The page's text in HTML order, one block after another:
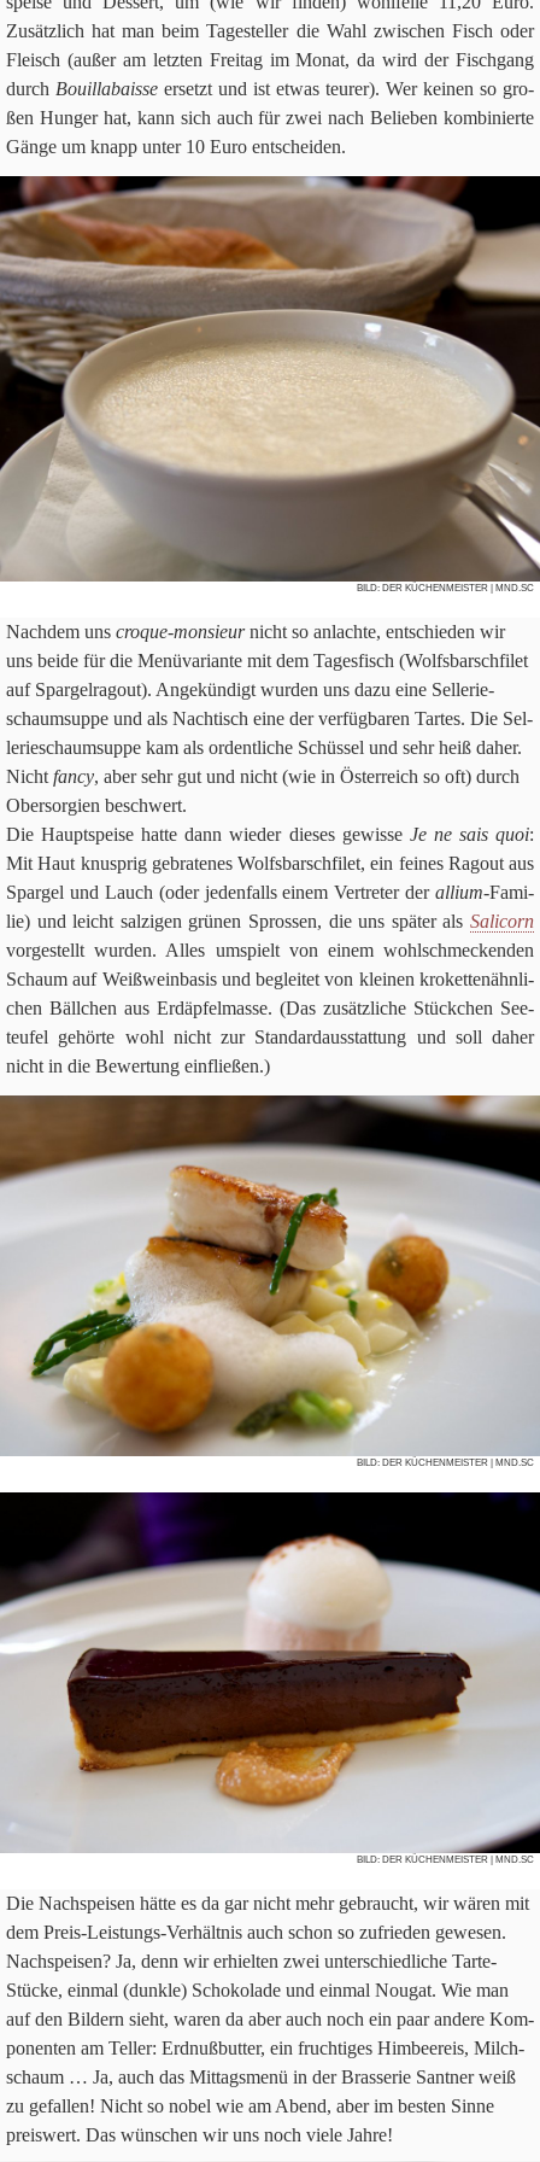
Zusätz­lich hat man beim Tages­tel­ler die Wahl zwi­schen Fisch oder
Fleisch (außer am letz­ten Frei­tag im Monat, da wird der Fisch­gang
durch Bouil­la­baisse ersetzt und ist etwas teu­rer). Wer kei­nen so gro­
ßen Hun­ger hat, kann sich auch für zwei nach Belie­ben kom­bi­nierte
Gänge um knapp unter 10 Euro entscheiden.
BILD: DER KÜCHENMEISTER | MND.SC
Nach­dem uns cro­que-mon­sieurnicht so anlachte, ent­schie­den wir
uns beide für die Menü­va­ri­ante mit dem Tages­fisch (Wolfs­barsch­fi­let
auf Spar­gel­ra­gout). Ange­kün­digt wur­den uns dazu eine Sel­le­rie­
schaum­suppe und als Nach­tisch eine der ver­füg­ba­ren Tar­tes. Die Sel­
le­rie­schaum­suppe kam als ordent­li­che Schüs­sel und sehr heiß daher.
Nicht fancy, aber sehr gut und nicht (wie in Öster­reich so oft) durch
Ober­sor­gien beschwert.
Die Haupt­speise hatte dann wie­der die­ses gewisse Je ne sais quoi:
Mit Haut knusp­rig gebra­te­nes Wolfs­barsch­fi­let, ein fei­nes Ragout aus
Spar­gel und Lauch (oder jeden­falls einem Ver­tre­ter der allium-Fami­
lie) und leicht sal­zi­gen grü­nen Spros­sen, die uns spä­ter als Sali­corn
vor­ge­stellt wur­den. Alles umspielt von einem wohl­schmecken­den
Schaum auf Weiß­wein­ba­sis und beglei­tet von klei­nen kro­ket­ten­ähn­li­
chen Bäll­chen aus Erd­äp­fel­masse. (Das zusätz­li­che Stück­chen See­
teu­fel gehörte wohl nicht zur Stan­dard­aus­stat­tung und soll daher
nicht in die Bewer­tung einfließen.)
BILD: DER KÜCHENMEISTER | MND.SC
BILD: DER KÜCHENMEISTER | MND.SC
Die Nach­spei­sen hätte es da gar nicht mehr gebraucht, wir wären mit
dem Preis-Lei­stungs-Ver­hält­nis auch schon so zufrie­den gewe­sen.
Nach­spei­sen? Ja, denn wir erhiel­ten zwei unter­schied­li­che Tarte-
Stücke, ein­mal (dunkle) Scho­ko­lade und ein­mal Nou­gat. Wie man
auf den Bil­dern sieht, waren da aber auch noch ein paar andere Kom­
po­nen­ten am Tel­ler: Erd­nuß­but­ter, ein fruch­ti­ges Him­beer­eis, Milch­
schaum … Ja, auch das Mit­tags­menü in der Bras­se­rie Sant­ner weiß
zu gefal­len! Nicht so nobel wie am Abend, aber im besten Sinne
preis­wert. Das wün­schen wir uns noch viele Jahre!